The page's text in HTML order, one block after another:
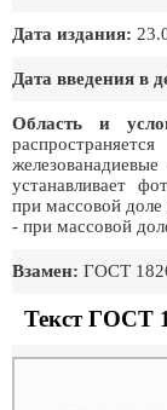
Дата издания:
Дата введения в
Область и
устанавливает
при массовой
- при массовой
Взамен: ГОСТ
Текст ГОСТ